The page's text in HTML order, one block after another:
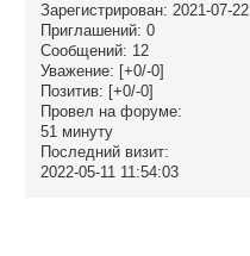
Зарегистрирован: 2021-07-22
Приглашений: 0
Сообщений: 12
Уважение: [+0/-0]
Позитив: [+0/-0]
Провел на форуме:
51 минуту
Последний визит:
2022-05-11 11:54:03